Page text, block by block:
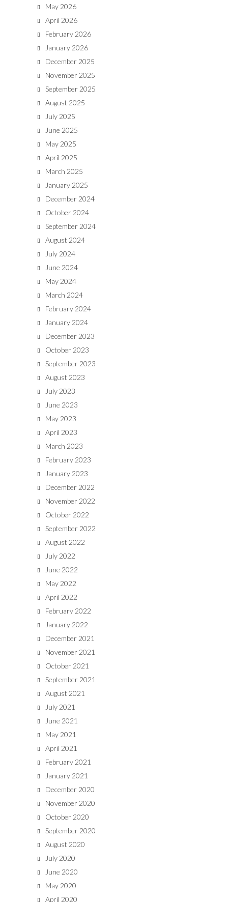
May 2026
April 2026
February 2026
January 2026
December 2025
November 2025
September 2025
August 2025
July 2025
June 2025
May 2025
April 2025
March 2025
January 2025
December 2024
October 2024
September 2024
August 2024
July 2024
June 2024
May 2024
March 2024
February 2024
January 2024
December 2023
October 2023
September 2023
August 2023
July 2023
June 2023
May 2023
April 2023
March 2023
February 2023
January 2023
December 2022
November 2022
October 2022
September 2022
August 2022
July 2022
June 2022
May 2022
April 2022
February 2022
January 2022
December 2021
November 2021
October 2021
September 2021
August 2021
July 2021
June 2021
May 2021
April 2021
February 2021
January 2021
December 2020
November 2020
October 2020
September 2020
August 2020
July 2020
June 2020
May 2020
April 2020